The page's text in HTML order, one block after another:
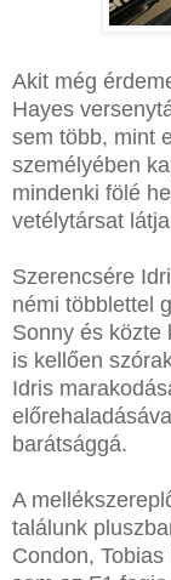
Akit még
Hayes
sem több, mint
személyében
mindenki fölé
vetélytársat
Szerencsére
némi többlettel
Sonny és közte
is kellően
Idris
barátsággá.
A
találunk
Condon,